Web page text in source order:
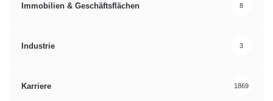
Immobilien & Geschäftsflächen 8
Industrie 3
Karriere 1869